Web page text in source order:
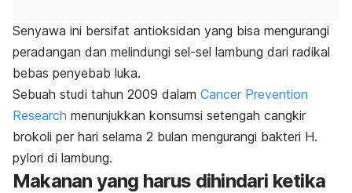
Senyawa ini bersifat antioksidan yang bisa mengurangi
peradangan dan melindungi sel-sel lambung dari radikal
bebas penyebab luka.
Sebuah studi tahun 2009 dalam Cancer Prevention
Research menunjukkan konsumsi setengah cangkir
brokoli per hari selama 2 bulan mengurangi bakteri H.
pylori di lambung.
Makanan yang harus dihindari ketika